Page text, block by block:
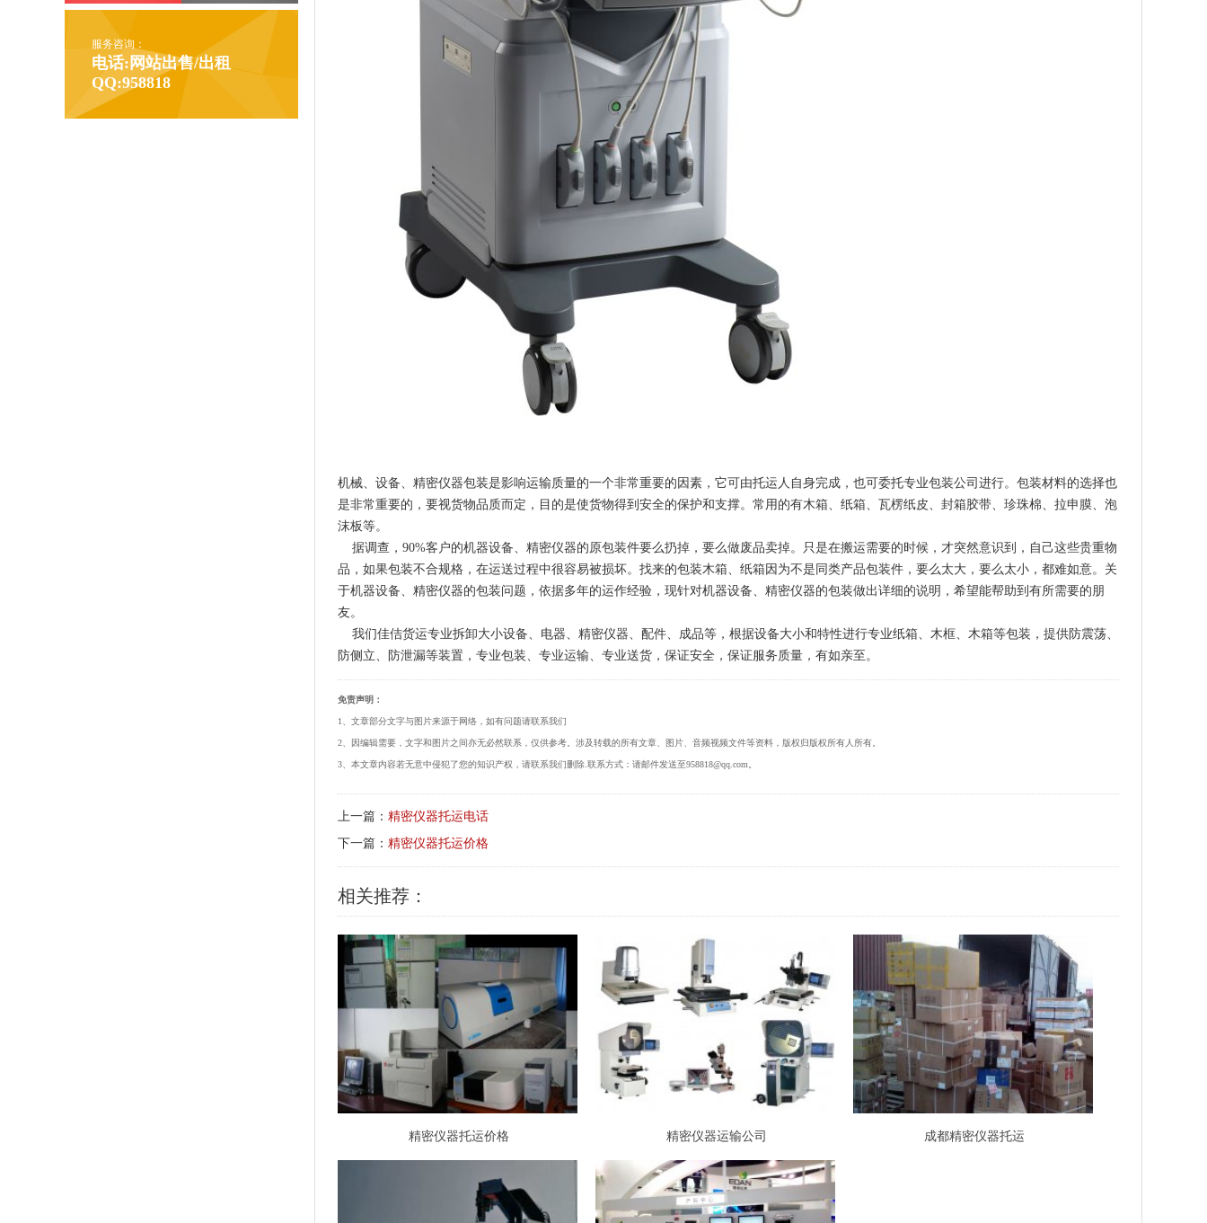
服务咨询：
电话:网站出售/出租
QQ:958818
机械、设备、精密仪器包装是影响运输质量的一个非常重要的因素，它可由托运人自身完成，也可委托专业包装公司进行。包装材料的选择也
是非常重要的，要视货物品质而定，目的是使货物得到安全的保护和支撑。常用的有木箱、纸箱、瓦楞纸皮、封箱胶带、珍珠棉、拉申膜、泡
沫板等。
据调查，90%客户的机器设备、精密仪器的原包装件要么扔掉，要么做废品卖掉。只是在搬运需要的时候，才突然意识到，自己这些贵重物
品，如果包装不合规格，在运送过程中很容易被损坏。找来的包装木箱、纸箱因为不是同类产品包装件，要么太大，要么太小，都难如意。关
于机器设备、精密仪器的包装问题，依据多年的运作经验，现针对机器设备、精密仪器的包装做出详细的说明，希望能帮助到有所需要的朋
友。
我们佳佶货运专业拆卸大小设备、电器、精密仪器、配件、成品等，根据设备大小和特性进行专业纸箱、木框、木箱等包装，提供防震荡、
防侧立、防泄漏等装置，专业包装、专业运输、专业送货，保证安全，保证服务质量，有如亲至。
免责声明：
1、文章部分文字与图片来源于网络，如有问题请联系我们
2、因编辑需要，文字和图片之间亦无必然联系，仅供参考。涉及转载的所有文章、图片、音频视频文件等资料，版权归版权所有人所有。
3、本文章内容若无意中侵犯了您的知识产权，请联系我们删除.联系方式：请邮件发送至958818@qq.com。
上一篇： 精密仪器托运电话
下一篇： 精密仪器托运价格
相关推荐：
精密仪器托运价格 精密仪器运输公司 成都精密仪器托运